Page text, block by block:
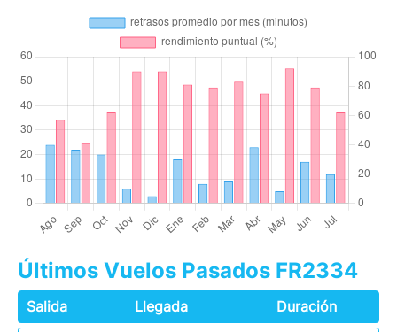
Últimos Vuelos Pasados FR2334
Salida Llegada
Duración